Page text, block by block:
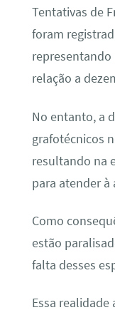
Tentativas de
foram
representando
relação a
No entanto, a
grafotécnicos
resultando na
para atender
Como
estão
falta desses
Essa